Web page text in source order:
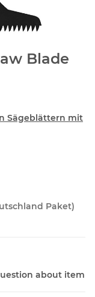
Blade
Sägeblättern mit
Paket)
about item